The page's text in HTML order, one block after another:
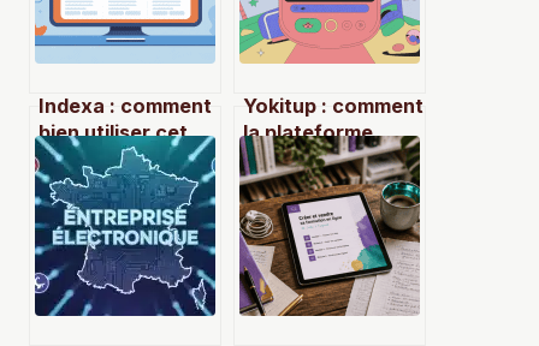
Indexa : comment
bien utiliser cet
annuaire gratuit
pour votre seo
Yokitup : comment
la plateforme
réinvente vidéos
courtes et
monétisation